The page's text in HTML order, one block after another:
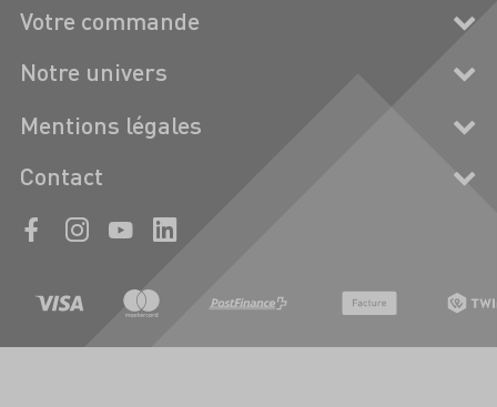
Votre commande
Notre univers
Mentions légales
Contact